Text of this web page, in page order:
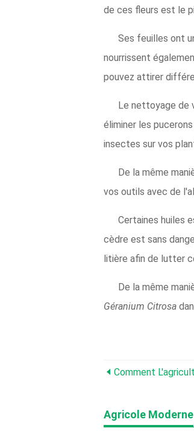
de ces fleurs est le
Ses feuilles ont
nourrissent
pouvez attirer
Le nettoyage de
éliminer les
insectes sur vos
De la même
vos outils avec de
Certaines huiles
cèdre est sans
litière afin de lutter
De la même
Géranium Citrosa
Comment
Agricole Moderne